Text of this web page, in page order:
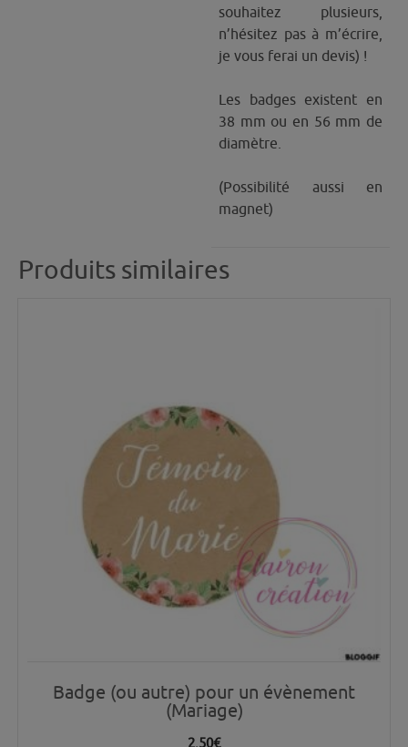
souhaitez plusieurs,
n’hésitez pas à m’écrire,
je vous ferai un devis) !
Les badges existent en
38 mm ou en 56 mm de
diamètre.
(Possibilité aussi en
magnet)
Produits similaires
Badge (ou autre) pour un évènement
(Mariage)
2.50€